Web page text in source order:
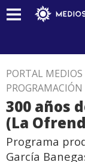
PORTAL
300 años
(La
Programa
García